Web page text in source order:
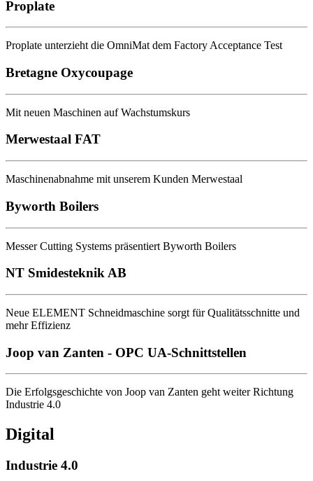
Proplate
Proplate unterzieht die OmniMat dem Factory Acceptance Test
Bretagne Oxycoupage
Mit neuen Maschinen auf Wachstumskurs
Merwestaal FAT
Maschinenabnahme mit unserem Kunden Merwestaal
Byworth Boilers
Messer Cutting Systems präsentiert Byworth Boilers
NT Smidesteknik AB
Neue ELEMENT Schneidmaschine sorgt für Qualitätsschnitte und
mehr Effizienz
Joop van Zanten - OPC UA-Schnittstellen
Die Erfolgsgeschichte von Joop van Zanten geht weiter Richtung
Industrie 4.0
Digital
Industrie 4.0